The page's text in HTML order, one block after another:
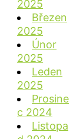
2025
Březen
2025
Únor
2025
Leden
2025
Prosine
c 2024
Listopa